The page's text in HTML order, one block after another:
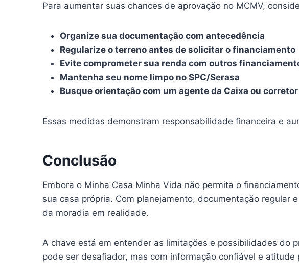
Para aumentar suas chances de aprovação no MCMV,
Organize sua documentação com antecedência
Regularize o terreno antes de solicitar o financiamento
Evite comprometer sua renda com outros
Mantenha seu nome limpo no SPC/Serasa
Busque orientação com um agente da Caixa ou
Essas medidas demonstram responsabilidade financeira e
Conclusão
Embora o Minha Casa Minha Vida não permita o
sua casa própria. Com planejamento, documentação regular
da moradia em realidade.
A chave está em entender as limitações e possibilidades do
pode ser desafiador, mas com informação confiável e